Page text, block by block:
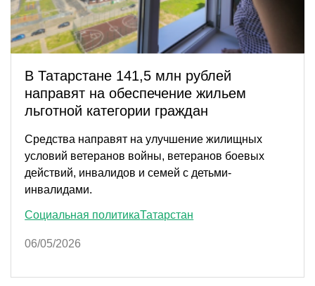
В Татарстане 141,5 млн рублей
направят на обеспечение жильем
льготной категории граждан
Средства направят на улучшение жилищных
условий ветеранов войны, ветеранов боевых
действий, инвалидов и семей с детьми-
инвалидами.
Социальная политикаТатарстан
06/05/2026